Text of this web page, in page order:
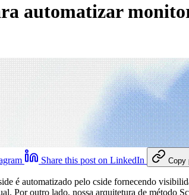
automatizar
Share this post on LinkedIn Copy
é automatizado pelo cside fornecendo
Por outro lado, nossa arquitetura de método